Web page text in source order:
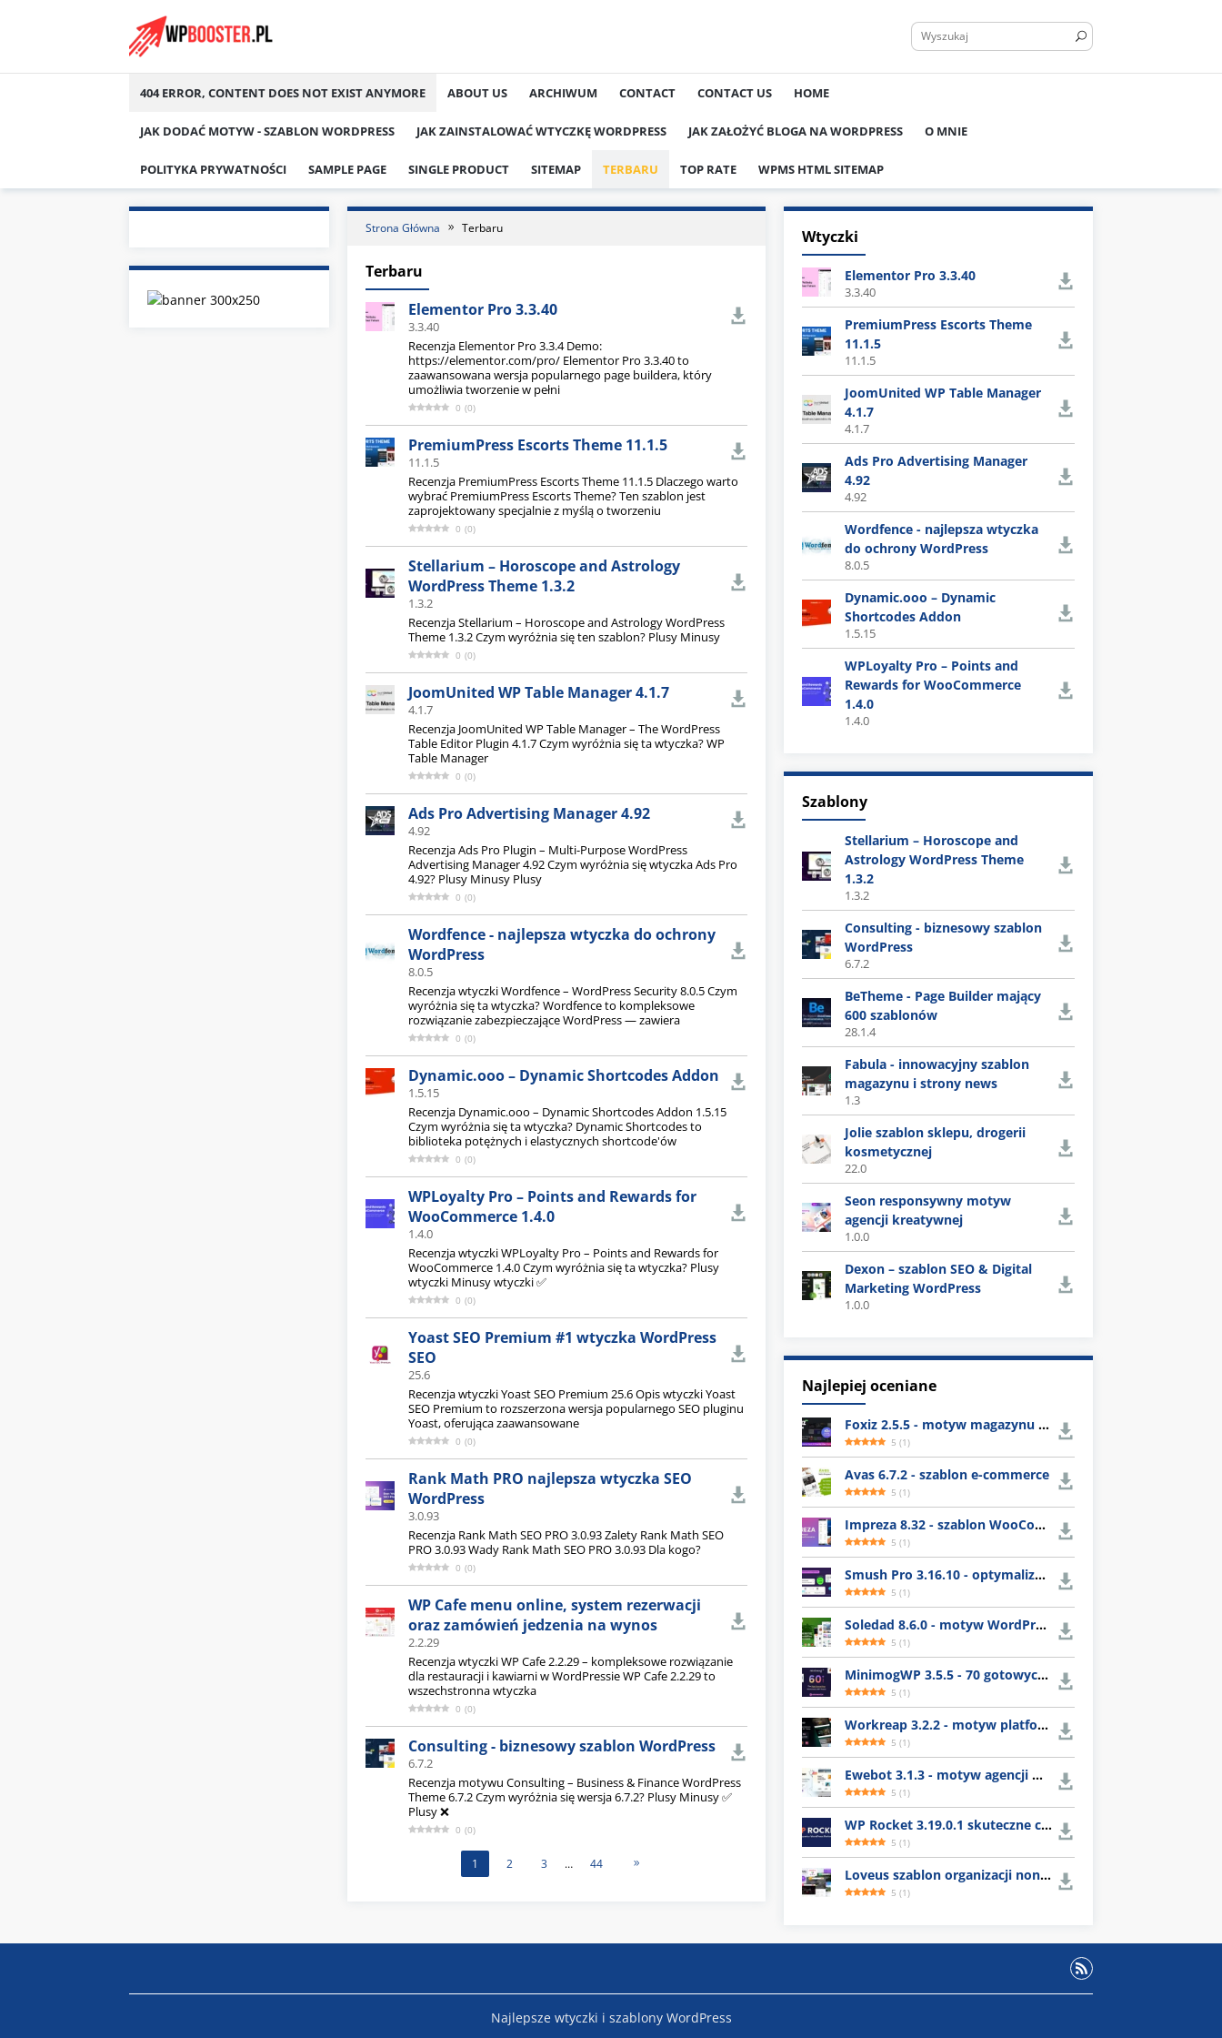
404 ERROR, CONTENT DOES NOT EXIST ANYMORE ABOUT US ARCHIWUM CONTACT CONTACT US HOME
JAK DODAĆ MOTYW - SZABLON WORDPRESS JAK ZAINSTALOWAĆ WTYCZKĘ WORDPRESS JAK ZAŁOŻYĆ BLOGA NA WORDPRESS O MNIE
POLITYKA PRYWATNOŚCI SAMPLE PAGE SINGLE PRODUCT SITEMAP TERBARU TOP RATE WPMS HTML SITEMAP
Strona Główna Terbaru
Terbaru
Elementor Pro 3.3.40
3.3.40
Recenzja Elementor Pro 3.3.4 Demo:
https://elementor.com/pro/ Elementor Pro 3.3.40 to
zaawansowana wersja popularnego page buildera, który
umożliwia tworzenie w pełni
0 (0)
PremiumPress Escorts Theme 11.1.5
11.1.5
Recenzja PremiumPress Escorts Theme 11.1.5 Dlaczego warto
wybrać PremiumPress Escorts Theme? Ten szablon jest
zaprojektowany specjalnie z myślą o tworzeniu
0 (0)
Stellarium – Horoscope and Astrology
WordPress Theme 1.3.2
1.3.2
Recenzja Stellarium – Horoscope and Astrology WordPress
Theme 1.3.2 Czym wyróżnia się ten szablon? Plusy Minusy
0 (0)
JoomUnited WP Table Manager 4.1.7
4.1.7
Recenzja JoomUnited WP Table Manager – The WordPress
Table Editor Plugin 4.1.7 Czym wyróżnia się ta wtyczka? WP
Table Manager
0 (0)
Ads Pro Advertising Manager 4.92
4.92
Recenzja Ads Pro Plugin – Multi-Purpose WordPress
Advertising Manager 4.92 Czym wyróżnia się wtyczka Ads Pro
4.92? Plusy Minusy Plusy
0 (0)
Wordfence - najlepsza wtyczka do ochrony
WordPress
8.0.5
Recenzja wtyczki Wordfence – WordPress Security 8.0.5 Czym
wyróżnia się ta wtyczka? Wordfence to kompleksowe
rozwiązanie zabezpieczające WordPress — zawiera
0 (0)
Dynamic.ooo – Dynamic Shortcodes Addon
1.5.15
Recenzja Dynamic.ooo – Dynamic Shortcodes Addon 1.5.15
Czym wyróżnia się ta wtyczka? Dynamic Shortcodes to
biblioteka potężnych i elastycznych shortcode'ów
0 (0)
WPLoyalty Pro – Points and Rewards for
WooCommerce 1.4.0
1.4.0
Recenzja wtyczki WPLoyalty Pro – Points and Rewards for
WooCommerce 1.4.0 Czym wyróżnia się ta wtyczka? Plusy
wtyczki Minusy wtyczki ✅
0 (0)
Yoast SEO Premium #1 wtyczka WordPress
SEO
25.6
Recenzja wtyczki Yoast SEO Premium 25.6 Opis wtyczki Yoast
SEO Premium to rozszerzona wersja popularnego SEO pluginu
Yoast, oferująca zaawansowane
0 (0)
Rank Math PRO najlepsza wtyczka SEO
WordPress
3.0.93
Recenzja Rank Math SEO PRO 3.0.93 Zalety Rank Math SEO
PRO 3.0.93 Wady Rank Math SEO PRO 3.0.93 Dla kogo?
0 (0)
WP Cafe menu online, system rezerwacji
oraz zamówień jedzenia na wynos
2.2.29
Recenzja wtyczki WP Cafe 2.2.29 – kompleksowe rozwiązanie
dla restauracji i kawiarni w WordPressie WP Cafe 2.2.29 to
wszechstronna wtyczka
0 (0)
Consulting - biznesowy szablon WordPress
6.7.2
Recenzja motywu Consulting – Business & Finance WordPress
Theme 6.7.2 Czym wyróżnia się wersja 6.7.2? Plusy Minusy ✅
Plusy ❌
0 (0)
1 2 3 … 44
Wtyczki
Elementor Pro 3.3.40
3.3.40
PremiumPress Escorts Theme
11.1.5
11.1.5
JoomUnited WP Table Manager
4.1.7
4.1.7
Ads Pro Advertising Manager
4.92
4.92
Wordfence - najlepsza wtyczka
do ochrony WordPress
8.0.5
Dynamic.ooo – Dynamic
Shortcodes Addon
1.5.15
WPLoyalty Pro – Points and
Rewards for WooCommerce
1.4.0
1.4.0
Szablony
Stellarium – Horoscope and
Astrology WordPress Theme
1.3.2
1.3.2
Consulting - biznesowy szablon
WordPress
6.7.2
BeTheme - Page Builder mający
600 szablonów
28.1.4
Fabula - innowacyjny szablon
magazynu i strony news
1.3
Jolie szablon sklepu, drogerii
kosmetycznej
22.0
Seon responsywny motyw
agencji kreatywnej
1.0.0
Dexon – szablon SEO & Digital
Marketing WordPress
1.0.0
Najlepiej oceniane
Foxiz 2.5.5 - motyw magazynu WordPress
5 (1)
Avas 6.7.2 - szablon e-commerce
5 (1)
Impreza 8.32 - szablon WooCommerce
5 (1)
Smush Pro 3.16.10 - optymalizacja obrazów WordPress
5 (1)
Soledad 8.6.0 - motyw WordPress z gotowymi układami
5 (1)
MinimogWP 3.5.5 - 70 gotowych szablonów e-commerce
5 (1)
Workreap 3.2.2 - motyw platformy dla freelancerów
5 (1)
Ewebot 3.1.3 - motyw agencji marketingowej
5 (1)
WP Rocket 3.19.0.1 skuteczne czyszczenie cache WordPress
5 (1)
Loveus szablon organizacji nonprofit
5 (1)
Najlepsze wtyczki i szablony WordPress